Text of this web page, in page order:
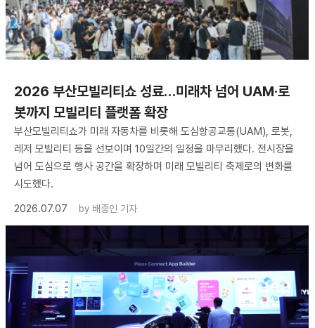
2026 부산모빌리티쇼 성료…미래차 넘어 UAM·로
봇까지 모빌리티 플랫폼 확장
부산모빌리티쇼가 미래 자동차를 비롯해 도심항공교통(UAM), 로봇,
레저 모빌리티 등을 선보이며 10일간의 일정을 마무리했다. 전시장을
넘어 도심으로 행사 공간을 확장하며 미래 모빌리티 축제로의 변화를
시도했다.
2026.07.07
by 배종인 기자